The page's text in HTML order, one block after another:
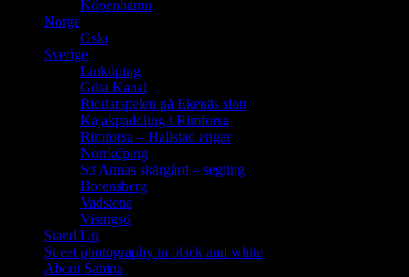
Köpenhamn
Norge
Oslo
Sverige
Linköping
Göta Kanal
Riddarspelen på Ekenäs slott
Kajakpaddling i Rimforsa
Rimforsa – Hallstad ängar
Norrköping
S:t Annas skärgård – segling
Borensberg
Vadstena
Visingsö
Stand Up
Street photography in black and white
About Sabina